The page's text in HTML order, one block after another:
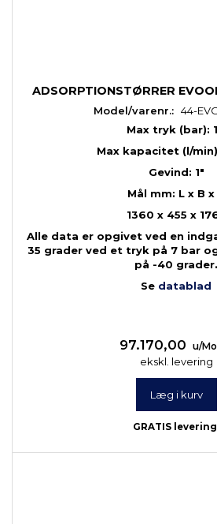
ADSORPTIONSTØRRER
Model/varenr.: 44-
Max tryk (bar):
Max kapacitet (l/
Gevind: 1"
Mål mm: L x B x
1360 x 455 x
Alle data er opgivet ved en
35 grader ved et tryk på 7 bar
på -40 grader.
Se datablad
97.170,00 u/
ekskl. levering
Læg i kurv
GRATIS